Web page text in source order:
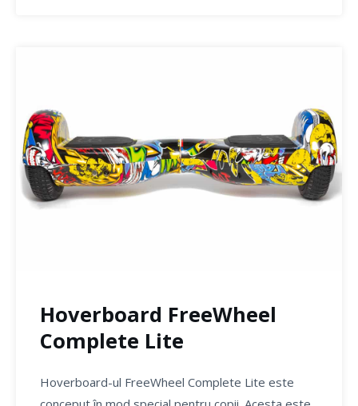
Hoverboard FreeWheel
Complete Lite
Hoverboard-ul FreeWheel Complete Lite este